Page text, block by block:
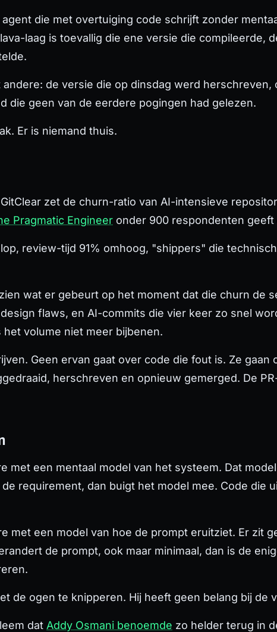
die met overtuiging code schrijft zonder
laag is toevallig die ene versie die compileerde,
de versie die op dinsdag werd
die geen van de eerdere pogingen had gelezen.
Er is niemand thuis.
zet de churn-ratio van AI-intensieve
Pragmatic Engineer onder 900 respondenten
review-tijd 91% omhoog, "shippers" die
wat er gebeurt op het moment dat die churn de
flaws, en AI-commits die vier keer zo snel
volume niet meer bijbenen.
Geen ervan gaat over code die fout is. Ze gaan
herschreven en opnieuw gemerged. De
met een mentaal model van het systeem. Dat
requirement, dan buigt het model mee. Code die
met een model van hoe de prompt eruitziet. Er zit
de prompt, ook maar minimaal, dan is de
de ogen te knipperen. Hij heeft geen belang bij de
dat Addy Osmani benoemde zo helder terug in